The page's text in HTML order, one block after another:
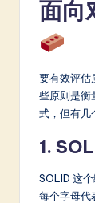
A
&
S
ft
w
面向
要有效评估
些原则是衡
式，但有几
1.
SOLID 这
每个字母代